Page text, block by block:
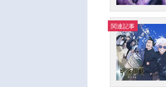
関連記事